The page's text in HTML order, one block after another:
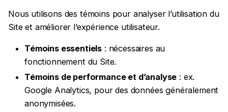
Nous utilisons des témoins pour analyser l’utilisation du
Site et améliorer l’expérience utilisateur.
Témoins essentiels : nécessaires au
fonctionnement du Site.
Témoins de performance et d’analyse : ex.
Google Analytics, pour des données généralement
anonymisées.